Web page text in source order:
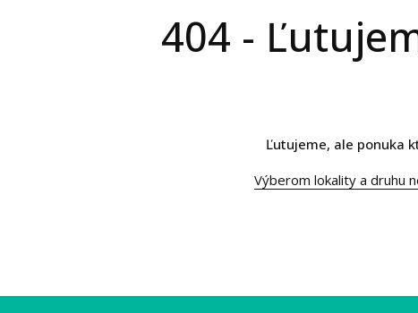
404 -
Ľutujeme, ale ponuka
Výberom lokality a druhu